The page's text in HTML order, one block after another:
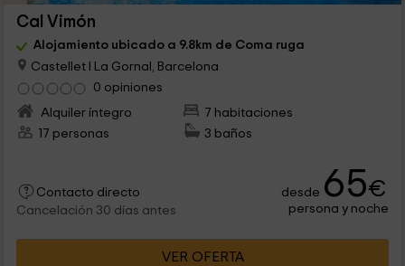
Cal Vimón
Alojamiento ubicado a 9.8km de Coma ruga
Castellet I La Gornal, Barcelona
0 opiniones
Alquiler íntegro
7 habitaciones
17 personas
3 baños
Contacto directo
Cancelación 30 días antes
desde 65€
persona y noche
VER OFERTA